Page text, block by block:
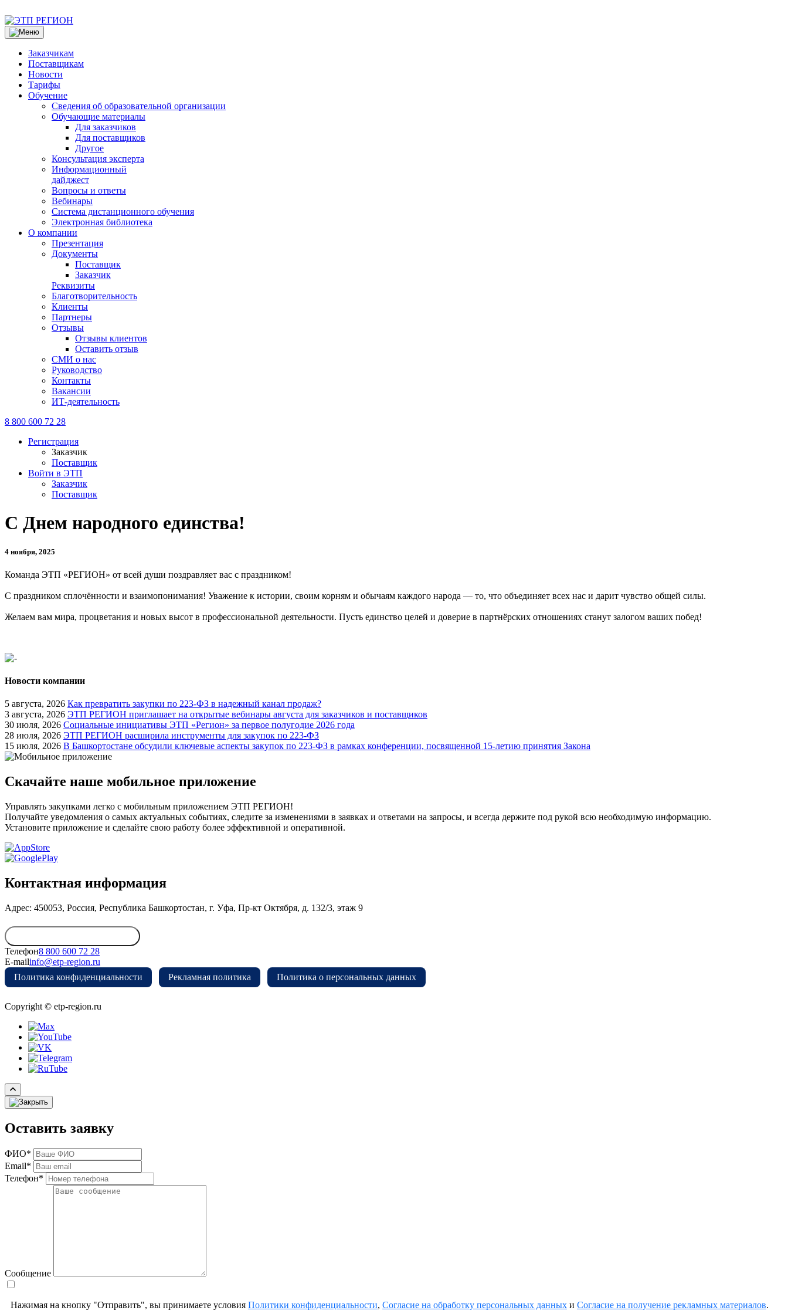
Заказчикам
Поставщикам
Новости
Тарифы
Обучение
Сведения об образовательной организации
Обучающие материалы
Для заказчиков
Для поставщиков
Другое
Консультация эксперта
Информационный
дайджест
Вопросы и ответы
Вебинары
Система дистанционного обучения
Электронная библиотека
О компании
Презентация
Документы
Поставщик
Заказчик
Реквизиты
Благотворительность
Клиенты
Партнеры
Отзывы
Отзывы клиентов
Оставить отзыв
СМИ о нас
Руководство
Контакты
Вакансии
ИТ-деятельность
8 800 600 72 28
Регистрация
Заказчик
Поставщик
Войти в ЭТП
Заказчик
Поставщик
С Днем народного единства!
4 ноября, 2025
Команда ЭТП «РЕГИОН» от всей души поздравляет вас с праздником!
С праздником сплочённости и взаимопонимания! Уважение к истории, своим корням и обычаям каждого народа — то, что объединяет всех нас и дарит чувство общей силы.
Желаем вам мира, процветания и новых высот в профессиональной деятельности. Пусть единство целей и доверие в партнёрских отношениях станут залогом ваших побед!
Новости компании
5 августа, 2026 Как превратить закупки по 223-ФЗ в надежный канал продаж?
3 августа, 2026 ЭТП РЕГИОН приглашает на открытые вебинары августа для заказчиков и поставщиков
30 июля, 2026 Социальные инициативы ЭТП «Регион» за первое полугодие 2026 года
28 июля, 2026 ЭТП РЕГИОН расширила инструменты для закупок по 223-ФЗ
15 июля, 2026 В Башкортостане обсудили ключевые аспекты закупок по 223-ФЗ в рамках конференции, посвященной 15-летию принятия Закона
Скачайте наше мобильное приложение
Управлять закупками легко с мобильным приложением ЭТП РЕГИОН!
Получайте уведомления о самых актуальных событиях, следите за изменениями в заявках и ответами на запросы, и всегда держите под рукой всю необходимую информацию.
Установите приложение и сделайте свою работу более эффективной и оперативной.
Контактная информация
Адрес: 450053, Россия, Республика Башкортостан, г. Уфа, Пр-кт Октября, д. 132/3, этаж 9
Телефон8 800 600 72 28
E-mailinfo@etp-region.ru
Политика конфиденциальности
Рекламная политика Политика о персональных данных
Copyright © etp-region.ru
Оставить заявку
ФИО*
Email*
Телефон*
Сообщение
Нажимая на кнопку "Отправить", вы принимаете условия Политики конфиденциальности, Согласие на обработку персональных данных и Согласие на получение рекламных материалов.